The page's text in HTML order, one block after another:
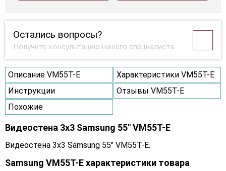
Остались вопросы?
Получите консультацию нашего специалиста
Описание VM55T-E
Характеристики VM55T-E
Инструкции
Отзывы VM55T-E
Похожие
Видеостена 3x3 Samsung 55" VM55T-E
Видеостена 3x3 Samsung 55" VM55T-E.
Samsung VM55T-E характеристики товара